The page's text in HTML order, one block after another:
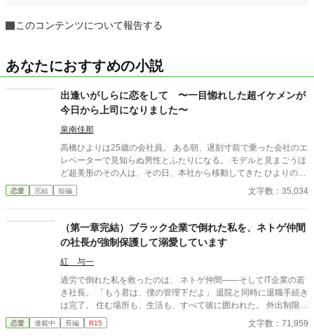
このコンテンツについて報告する
あなたにおすすめの小説
出逢いがしらに恋をして 〜一目惚れした超イケメンが
今日から上司になりました〜
泉南佳那
高橋ひよりは25歳の会社員。 ある朝、遅刻寸前で乗った会社のエ
レベーターで見知らぬ男性とふたりになる。 モデルと見まごうほ
ど超美形のその人は、その日、本社から移動してきた ひよりの上
司だった。 彼、宮沢ジュリアーノは29歳。日伊ハーフの気鋭のプ
ロジェクト・マネージャー。 彼に一目惚れしたひよりだが、彼に
噂が……
恋愛 完結 短編 文字数：35,034
（第一章完結）ブラック企業で倒れた私を、ネトゲ仲間
の社長が強制保護して溺愛しています
紅 与一
過労で倒れた私を救ったのは、 ネトゲ仲間――そしてIT企業の若
き社長。 「もう君は、僕の管理下だよ」 退院と同時に退職手続き
は完了。 住む場所も、生活も、すべて彼に囲われた。 外出制限、
健康管理、過保護な独占欲。 甘くて危険な“保護生活”の中で、 私
は少しずつ彼に心を奪われていく――。 元社畜OL×執着気味の溺
恋愛 連載中 長編 R15 文字数：71,959